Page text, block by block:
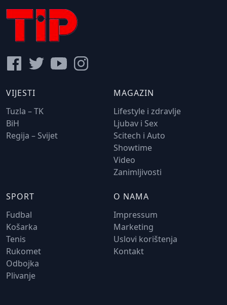
VIJESTI
Tuzla – TK
BiH
Regija – Svijet
MAGAZIN
Lifestyle i zdravlje
Ljubav i Sex
Scitech i Auto
Showtime
Video
Zanimljivosti
SPORT
Fudbal
Košarka
Tenis
Rukomet
Odbojka
Plivanje
O NAMA
Impressum
Marketing
Uslovi korištenja
Kontakt